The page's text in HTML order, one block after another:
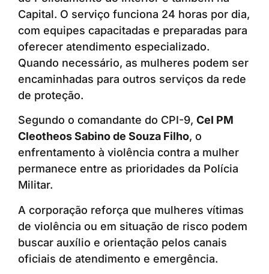
Capital. O serviço funciona 24 horas por dia,
com equipes capacitadas e preparadas para
oferecer atendimento especializado.
Quando necessário, as mulheres podem ser
encaminhadas para outros serviços da rede
de proteção.
Segundo o comandante do CPI-9, Cel PM
Cleotheos Sabino de Souza Filho, o
enfrentamento à violência contra a mulher
permanece entre as prioridades da Polícia
Militar.
A corporação reforça que mulheres vítimas
de violência ou em situação de risco podem
buscar auxílio e orientação pelos canais
oficiais de atendimento e emergência.